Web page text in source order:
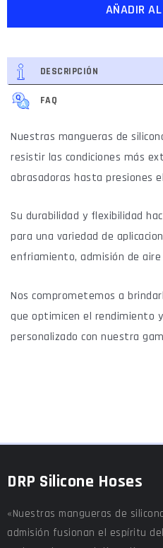
AÑADIR
DESCRIPCIÓN
FAQ
Nuestras mangueras de
resistir las condiciones más
abrasadoras hasta presiones
Su durabilidad y flexibilidad
para una variedad de
enfriamiento, admisión de
Nos comprometemos a
que optimicen el rendimiento
personalizado con nuestra
DRP Silicone Hoses
«Nuestras mangueras de
admisión fusionan el espíritu